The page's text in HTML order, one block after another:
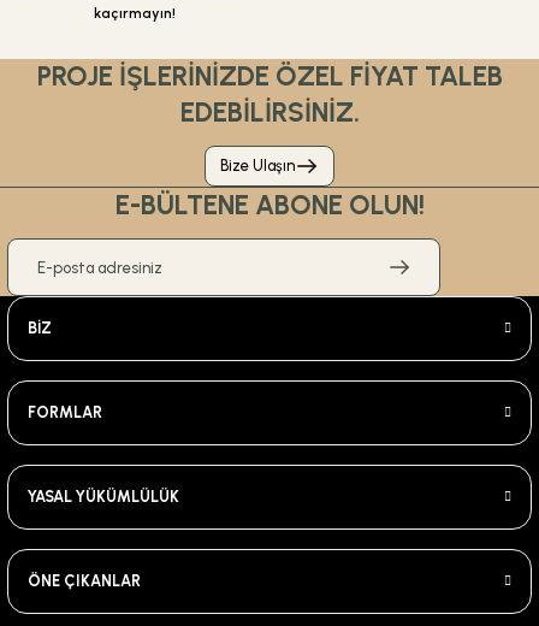
kaçırmayın!
PROJE İŞLERİNİZDE ÖZEL FİYAT TALEB
EDEBİLİRSİNİZ.
Bize Ulaşın
E-BÜLTENE ABONE OLUN!
BİZ
FORMLAR
YASAL YÜKÜMLÜLÜK
ÖNE ÇIKANLAR